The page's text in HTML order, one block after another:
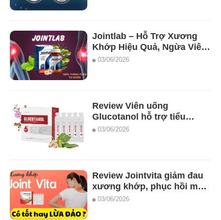
Jointlab – Hỗ Trợ Xương
Khớp Hiệu Quả, Ngừa Viêm
Sưng Khớp có tốt không ?
03/06/2026
Review Viên uống
Glucotanol hỗ trợ tiểu
đường tốt nhất !
03/06/2026
Review Jointvita giảm đau
xương khớp, phục hồi mô
sụn khớp (25 ống) mới nhất
03/06/2026